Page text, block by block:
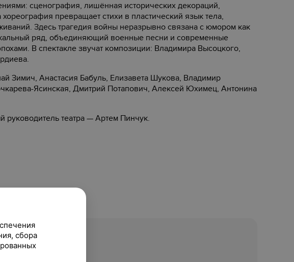
сценография, лишённая исторических декораций,
превращает стихи в пластический язык тела,
Здесь трагедия войны неразрывно связана с юмором как
ряд, объединяющий военные песни и современные
В спектакле звучат композиции: Владимира Высоцкого,
Зимич, Анастасия Бабуль, Елизавета Шукова, Владимир
Ясинская, Дмитрий Потапович, Алексей Юхимец, Антонина
руководитель театра — Артем Пинчук.
сбора